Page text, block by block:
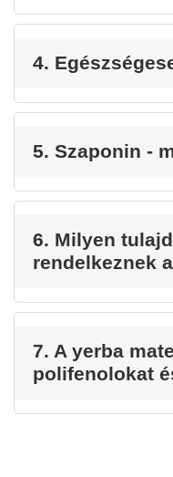
4.
5. Szaponin -
6. Milyen
rendelkeznek
7. A yerba
polifenolokat